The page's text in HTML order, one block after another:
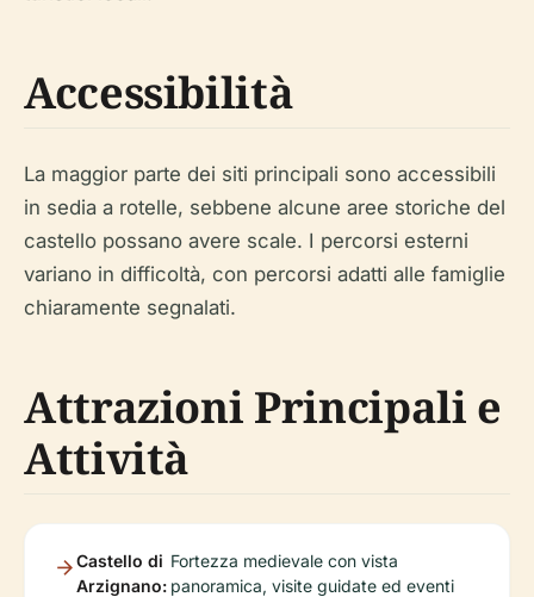
Accessibilità
La maggior parte dei siti principali sono accessibili
in sedia a rotelle, sebbene alcune aree storiche del
castello possano avere scale. I percorsi esterni
variano in difficoltà, con percorsi adatti alle famiglie
chiaramente segnalati.
Attrazioni Principali e
Attività
Castello di
Arzignano:
Fortezza medievale con vista
panoramica, visite guidate ed eventi